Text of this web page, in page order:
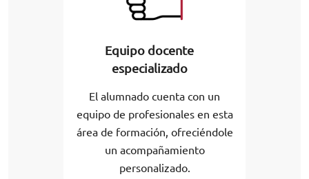
Equipo docente
especializado
El alumnado cuenta con un
equipo de profesionales en esta
área de formación, ofreciéndole
un acompañamiento
personalizado.